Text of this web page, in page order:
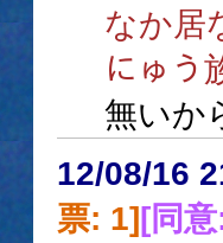
なか居
にゅう
無いか
12/08/16
票: 1] [同